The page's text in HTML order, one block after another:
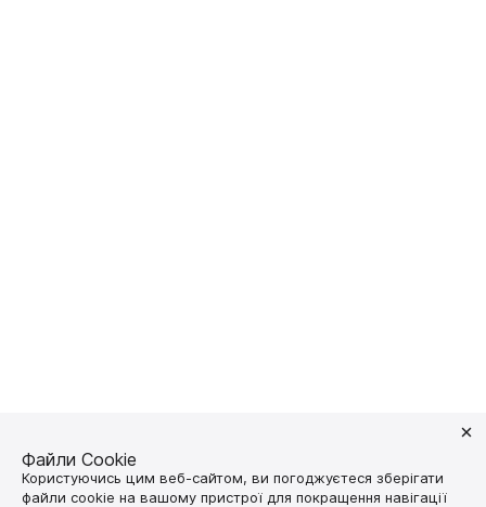
Файли Cookie
Користуючись цим веб-сайтом, ви погоджуєтеся зберігати
файли cookie на вашому пристрої для покращення навігації